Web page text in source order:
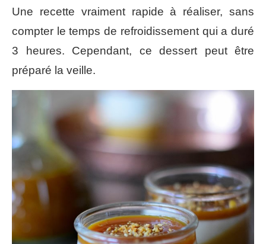
Une recette vraiment rapide à réaliser, sans
compter le temps de refroidissement qui a duré
3 heures. Cependant, ce dessert peut être
préparé la veille.